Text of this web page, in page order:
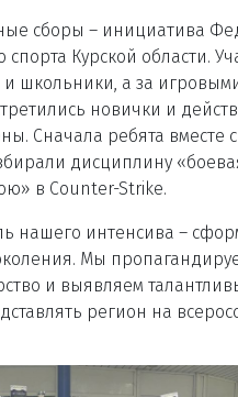
сборы – инициатива
Курской области.
и школьники, а за
новички и
Сначала ребята вместе с
дисциплину
в Counter-Strike.
нашего интенсива –
Мы
и выявляем
регион на